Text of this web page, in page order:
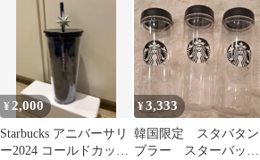
ーズ 750ml ミニリュッ
ク型チャーム付き 水筒
¥2,000
Starbucks アニバーサリ
ー2024 コールドカップ
¥3,333
韓国限定 スタバタン
ブラー スターバック